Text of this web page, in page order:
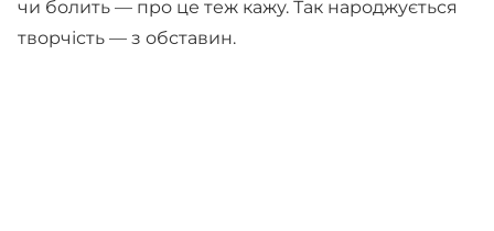
чи болить — про це теж кажу. Так народжується
творчість — з обставин.